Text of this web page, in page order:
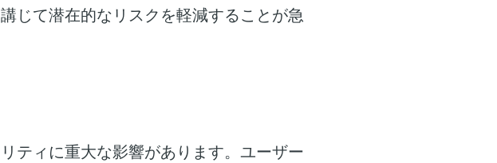
じて潜在的なリスクを軽減することが急
ティに重大な影響があります。ユーザー